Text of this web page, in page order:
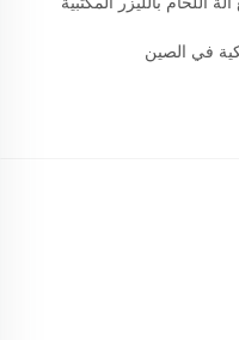
في الصين